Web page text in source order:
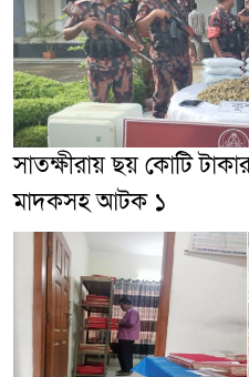
সাতক্ষীরায় ছয় কোটি
মাদকসহ আটক ১